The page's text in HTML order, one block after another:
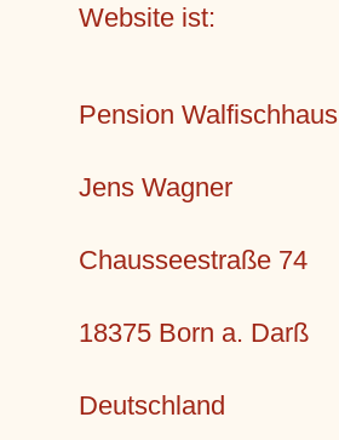
Website ist:
Pension Walfischhaus
Jens Wagner
Chausseestraße 74
18375 Born a. Darß
Deutschland